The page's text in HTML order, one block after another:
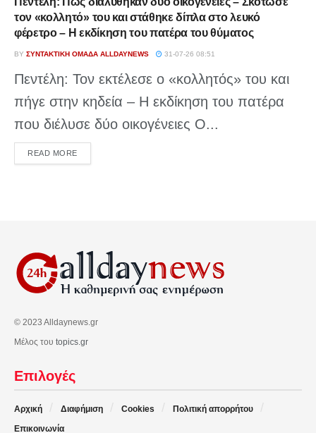
τον «κολλητό» του και στάθηκε δίπλα στο λευκό
φέρετρο – Η εκδίκηση του πατέρα του θύματος
BY ΣΥΝΤΑΚΤΙΚΉ ΟΜΆΔΑ ALLDAYNEWS 31-07-26 08:51
Πεντέλη: Τον εκτέλεσε ο «κολλητός» του και
πήγε στην κηδεία – Η εκδίκηση του πατέρα
που διέλυσε δύο οικογένειες Ο...
READ MOREDETAILS
© 2023 Alldaynews.gr
Μέλος του topics.gr
Επιλογές
Αρχική Διαφήμιση Cookies
Πολιτική απορρήτου
Επικοινωνία